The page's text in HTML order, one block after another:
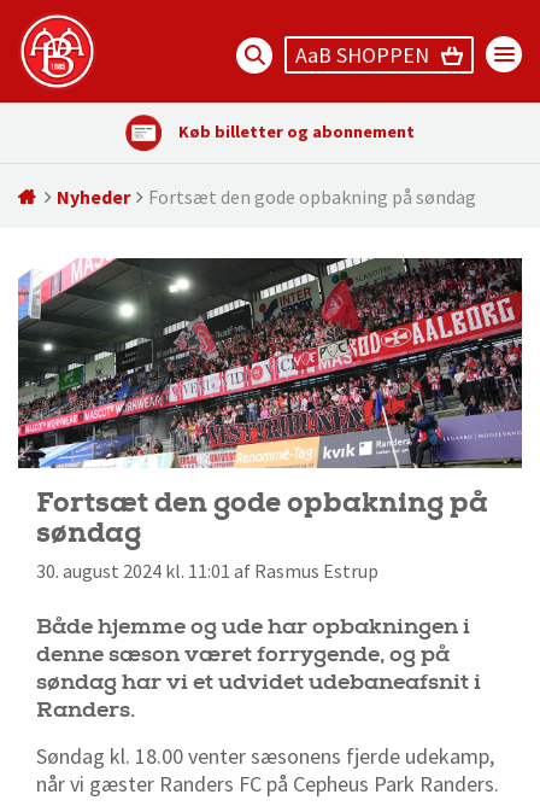
AaB SHOPPEN
Køb billetter og abonnement
Nyheder Fortsæt den gode opbakning på søndag
Fortsæt den gode opbakning på
søndag
30. august 2024 kl. 11:01 af Rasmus Estrup
Både hjemme og ude har opbakningen i
denne sæson været forrygende, og på
søndag har vi et udvidet udebaneafsnit i
Randers.
Søndag kl. 18.00 venter sæsonens fjerde udekamp,
når vi gæster Randers FC på Cepheus Park Randers.